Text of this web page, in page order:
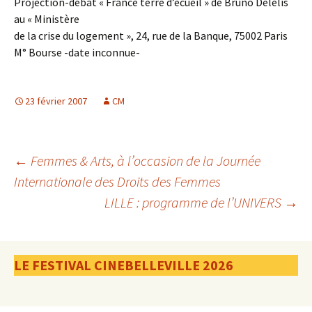
au « Ministère
de la crise du logement », 24, rue de la Banque, 75002 Paris
M° Bourse -date inconnue-
23 février 2007 CM
Navigation
articles
← Femmes & Arts, à l’occasion de la Journée
Internationale des Droits des Femmes
LILLE : programme de l’UNIVERS →
LE FESTIVAL CINEBELLEVILLE 2026